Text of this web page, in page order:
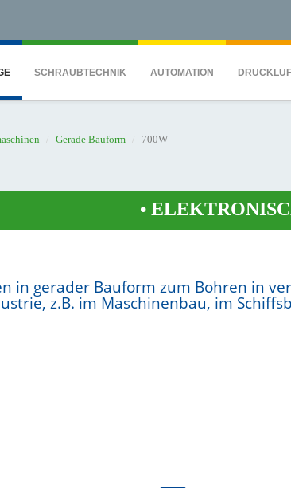
SCHRAUBTECHNIK AUTOMATION
Gerade Bauform 700W
ELEKTRONISCH
in gerader Bauform zum Bohren in
z.B. im Maschinenbau, im